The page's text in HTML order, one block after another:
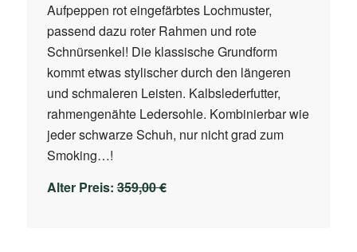
Aufpeppen rot eingefärbtes Lochmuster,
passend dazu roter Rahmen und rote
Schnürsenkel! Die klassische Grundform
kommt etwas stylischer durch den längeren
und schmaleren Leisten. Kalbslederfutter,
rahmengenähte Ledersohle. Kombinierbar wie
jeder schwarze Schuh, nur nicht grad zum
Smoking…!
Alter Preis:359,00 €